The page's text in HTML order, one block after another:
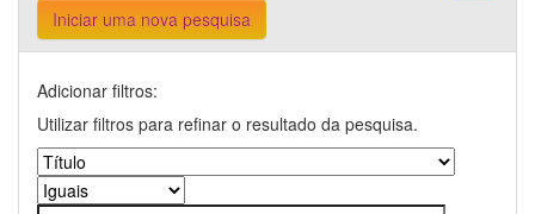
Iniciar uma nova pesquisa
Adicionar filtros:
Utilizar filtros para refinar o resultado da pesquisa.